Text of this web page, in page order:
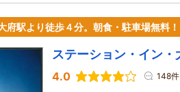
府駅より徒歩４分。朝食・駐車場無料！
ステーション・イン・
4.0 148件